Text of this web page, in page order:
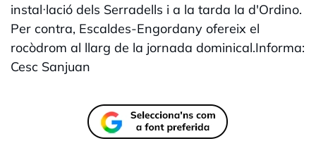
instal·lació dels Serradells i a la tarda la d'Ordino.
Per contra, Escaldes-Engordany ofereix el
rocòdrom al llarg de la jornada dominical.Informa:
Cesc Sanjuan